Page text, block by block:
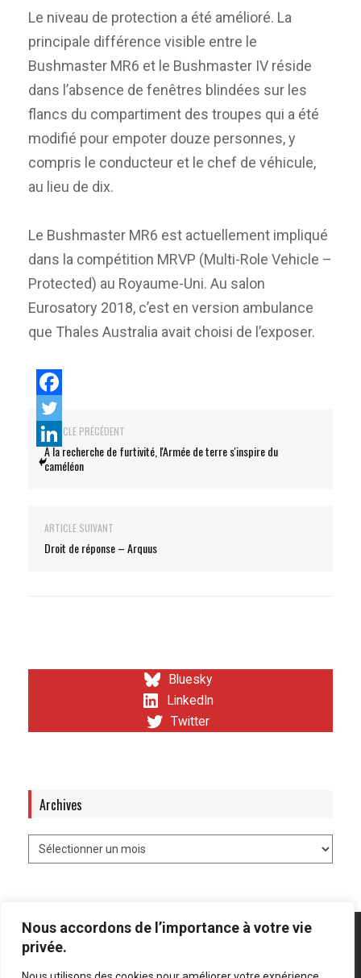
Nous accordons de l’importance à votre vie
privée.
Le niveau de protection a été amélioré. La
principale différence visible entre le
Bushmaster MR6 et le Bushmaster IV réside
dans l’absence de fenêtres blindées sur les
flancs du compartiment des troupes qui a été
modifié pour empoter douze personnes, y
compris le conducteur et le chef de véhicule,
au lieu de dix.
Le Bushmaster MR6 est actuellement impliqué
dans la compétition MRVP (Multi-Role Vehicle –
Protected) au Royaume-Uni. Au salon
Eurosatory 2018, c’est en version ambulance
que Thales Australia avait choisi de l’exposer.
ARTICLE PRÉCÉDENT
À la recherche de furtivité, l'Armée de terre s'inspire du
caméléon
ARTICLE SUIVANT
Droit de réponse – Arquus
Bluesky
LinkedIn
Twitter
Archives